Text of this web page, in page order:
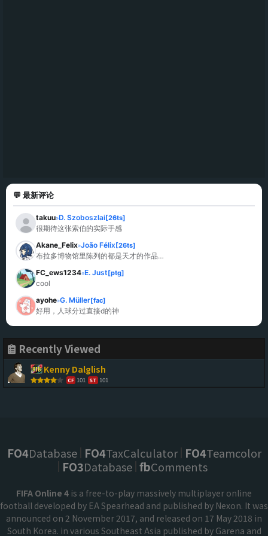
💬 最新评论
takuu»D. Szoboszlai[26ts]
很期待这张索伯的实际手感
Akane_Felix»João Félix[26ts]
布拉多博物馆里陈列的都是天才的作品…
FC_ews1234»E. Just[ptg]
cool
ayohe»G. Müller[fac]
好用，人球分过直接d的神
Recently Viewed
Kenny Dalglish
CF 101 ST 101
FO4Database FO4TaxCalculator FO4Teamcolor
FO3Database fbComments
FIFA Online 4 is a free-to-play massively multiplayer online
football developed by EA Spearhead and published by Nexon. It was
announced on 2 November 2017, and released on 17 May 2018 in
South Korea. in various Southeast Asia published by Garena and